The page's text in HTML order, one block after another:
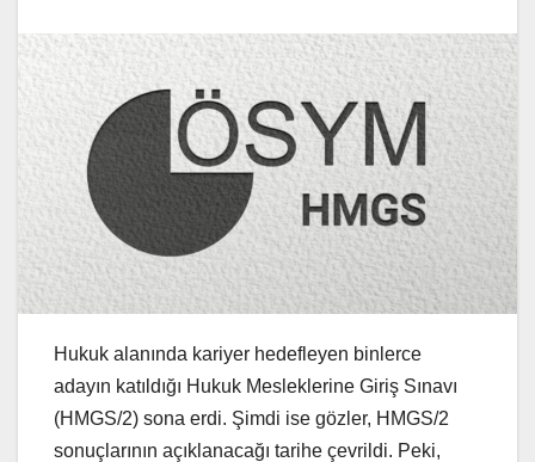
Hukuk alanında kariyer hedefleyen binlerce
adayın katıldığı Hukuk Mesleklerine Giriş Sınavı
(HMGS/2) sona erdi. Şimdi ise gözler, HMGS/2
sonuçlarının açıklanacağı tarihe çevrildi. Peki,